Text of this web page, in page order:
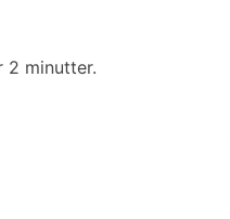
2 minutter.